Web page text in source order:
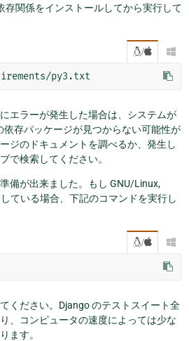
存関係をインストールしてから実行して
/ 
エラーが発生した場合は、システムが
依存パッケージが見つからない可能性が
ジのドキュメントを調べるか、発生し
で検索してください。
備が出来ました。もし GNU/Linux,
ている場合、下記のコマンドを実行し
/ 
ください。Django のテストスイート全
、コンピュータの速度によっては少な
ます。